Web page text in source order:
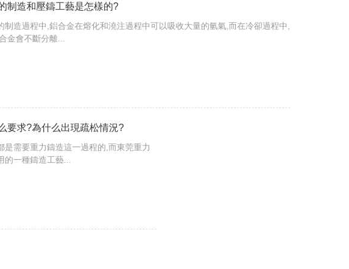
制造和壓鑄工藝是怎樣的?
制造過程中,鋁合金在熔化和澆注過程中可以吸收大量的氫氣,而在冷卻過程中,
金會不斷分離...
要求?為什么出現疏松情況?
是需要重力鑄造這一過程的,而東莞重力
一種鑄造工藝...